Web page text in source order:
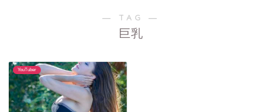
― TAG ―
巨乳
YouTuber